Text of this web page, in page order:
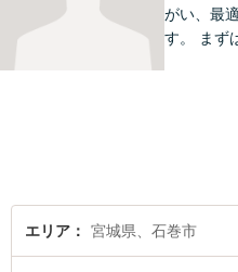
がい、最
す。 まず
エリア 宮城県、石巻市